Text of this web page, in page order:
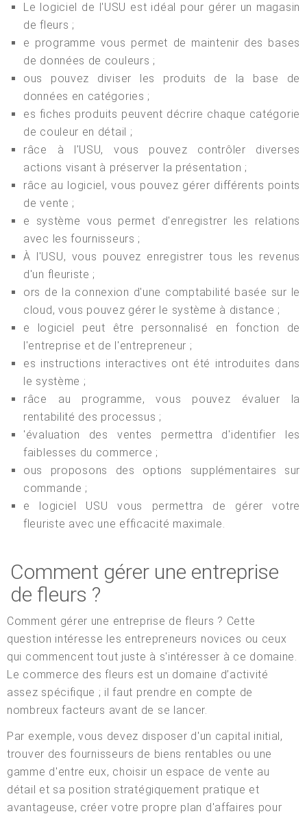
Le logiciel de l'USU est idéal pour gérer un magasin
de fleurs ;
e programme vous permet de maintenir des bases
de données de couleurs ;
ous pouvez diviser les produits de la base de
données en catégories ;
es fiches produits peuvent décrire chaque catégorie
de couleur en détail ;
râce à l'USU, vous pouvez contrôler diverses
actions visant à préserver la présentation ;
râce au logiciel, vous pouvez gérer différents points
de vente ;
e système vous permet d'enregistrer les relations
avec les fournisseurs ;
À l'USU, vous pouvez enregistrer tous les revenus
d'un fleuriste ;
ors de la connexion d'une comptabilité basée sur le
cloud, vous pouvez gérer le système à distance ;
e logiciel peut être personnalisé en fonction de
l'entreprise et de l'entrepreneur ;
es instructions interactives ont été introduites dans
le système ;
râce au programme, vous pouvez évaluer la
rentabilité des processus ;
'évaluation des ventes permettra d'identifier les
faiblesses du commerce ;
ous proposons des options supplémentaires sur
commande ;
e logiciel USU vous permettra de gérer votre
fleuriste avec une efficacité maximale.
Comment gérer une entreprise
de fleurs ?
Comment gérer une entreprise de fleurs ? Cette
question intéresse les entrepreneurs novices ou ceux
qui commencent tout juste à s'intéresser à ce domaine.
Le commerce des fleurs est un domaine d’activité
assez spécifique ; il faut prendre en compte de
nombreux facteurs avant de se lancer.
Par exemple, vous devez disposer d'un capital initial,
trouver des fournisseurs de biens rentables ou une
gamme d'entre eux, choisir un espace de vente au
détail et sa position stratégiquement pratique et
avantageuse, créer votre propre plan d'affaires pour